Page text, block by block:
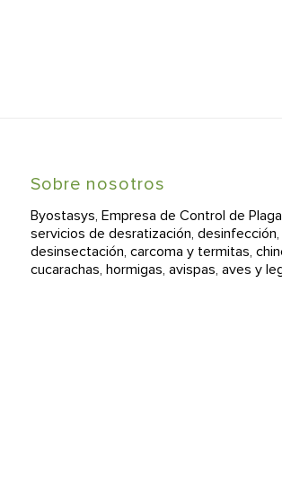
Sobre nosotros
Byostasys, Empresa de Control de
servicios de desratización, desinfección,
desinsectación, carcoma y termitas,
cucarachas, hormigas, avispas, aves y